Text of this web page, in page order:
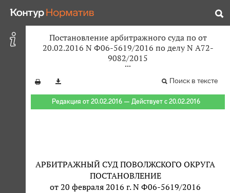
Постановление арбитражного суда по от
20.02.2016 N Ф06-5619/2016 по делу N А72-
9082/2015
Поиск в тексте
Редакция от 20.02.2016 — Действует с 20.02.2016
АРБИТРАЖНЫЙ СУД ПОВОЛЖСКОГО ОКРУГА
ПОСТАНОВЛЕНИЕ
от 20 февраля 2016 г. N Ф06-5619/2016